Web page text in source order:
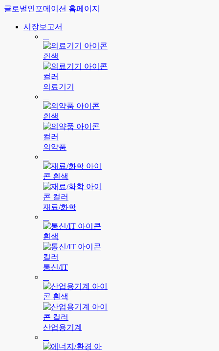
글로벌인포메이션 홈페이지
시장보고서
의료기기
의약품
재료/화학
통신/IT
산업용기계